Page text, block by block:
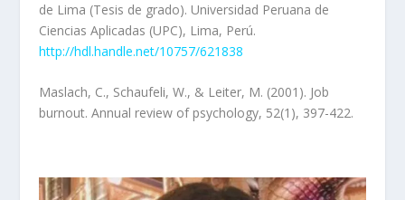
de Lima (Tesis de grado). Universidad Peruana de
Ciencias Aplicadas (UPC), Lima, Perú.
http://hdl.handle.net/10757/621838
Maslach, C., Schaufeli, W., & Leiter, M. (2001). Job
burnout. Annual review of psychology, 52(1), 397-422.